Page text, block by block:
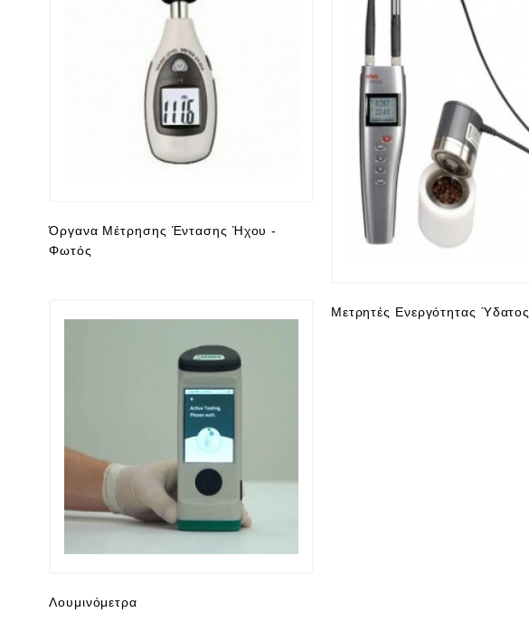
Μετρητές Ενεργότητας Ύδατος
Όργανα Μέτρησης Έντασης Ήχου -
Φωτός
Λουμινόμετρα